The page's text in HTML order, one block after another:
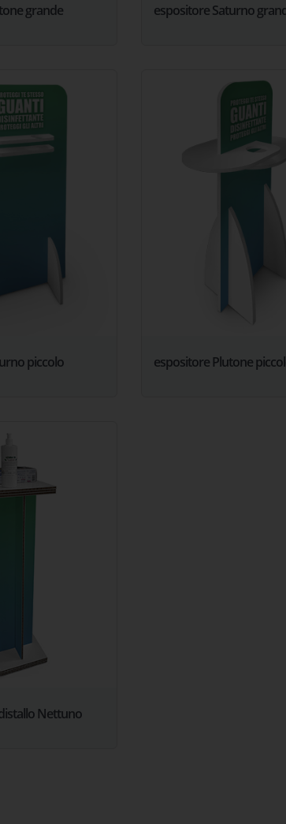
grande espositore Saturno
piccolo espositore Plutone
Nettuno